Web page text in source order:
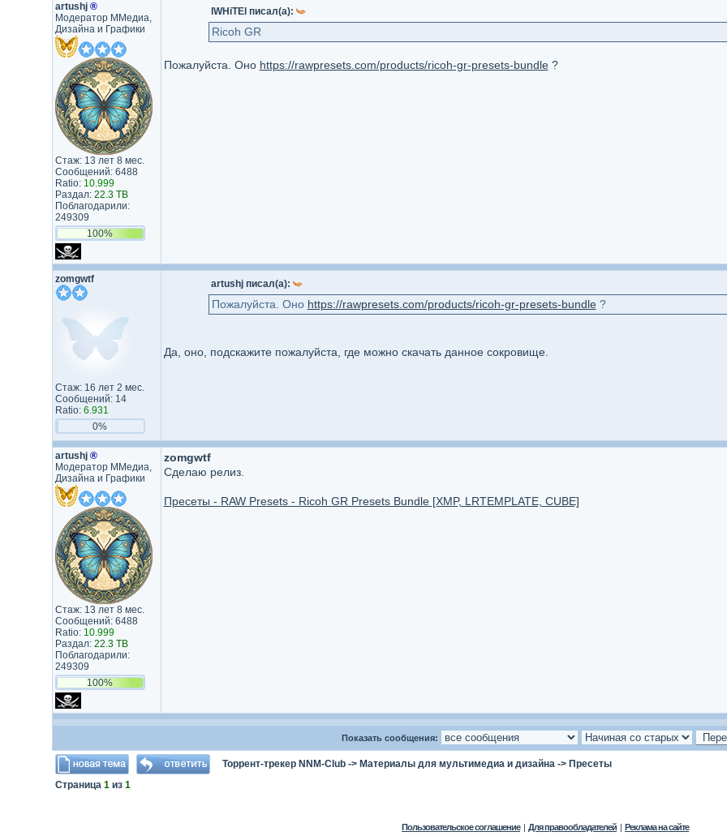
artushj ®
Модератор ММедиа,
Дизайна и Графики
Стаж: 13 лет 8 мес.
Сообщений: 6488
Ratio: 10.999
Раздал: 22.3 TB
Поблагодарили:
249309
100%
lWHiTEl писал(а):
Ricoh GR
Пожалуйста. Оно https://rawpresets.com/products/ricoh-gr-presets-bundle?
zomgwtf
Стаж: 16 лет 2 мес.
Сообщений: 14
Ratio: 6.931
0%
artushj писал(а):
Пожалуйста. Оно https://rawpresets.com/products/ricoh-gr-presets-bundle?
Да, оно, подскажите пожалуйста, где можно скачать данное сокровище.
artushj ®
Модератор ММедиа,
Дизайна и Графики
Стаж: 13 лет 8 мес.
Сообщений: 6488
Ratio: 10.999
Раздал: 22.3 TB
Поблагодарили:
249309
100%
zomgwtf
Сделаю релиз.
Пресеты - RAW Presets - Ricoh GR Presets Bundle [XMP, LRTEMPLATE, CUBE]
Показать сообщения:
Торрент-трекер NNM-Club-> Материалы для мультимедиа и дизайна-> Пресеты
Страница 1из 1
Пользовательское соглашение | Для правообладателей | Реклама на сайте